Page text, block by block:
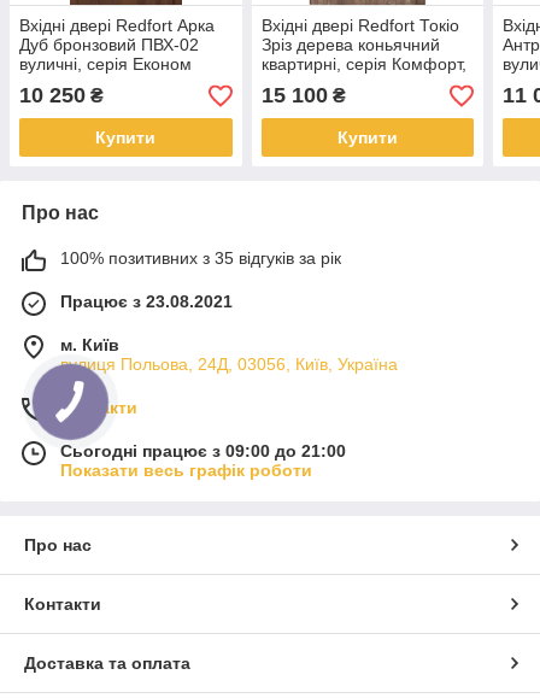
Вхідні двері Redfort Арка
Дуб бронзовий ПВХ-02
вуличні, серія Економ
10 250 ₴
Купити
Вхідні двері Redfort Токіо
Зріз дерева коньячний
квартирні, серія Комфорт,
3 контури
15 100₴
Купити
11
Про нас
100% позитивних з 35 відгуків за рік
Працює з 23.08.2021
м. Київ
вулиця Польова, 24Д, 03056, Київ, Україна
Контакти
Сьогодні працює з 09:00 до 21:00
Показати весь графік роботи
Про нас
Контакти
Доставка та оплата